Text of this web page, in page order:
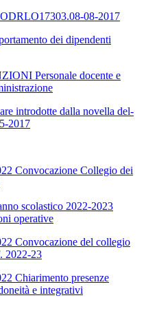
08-2017
dei dipendenti
Personale docente e
introdotte dalla novella del-
2017
Convocazione Collegio dei
scolastico 2022-2023
operative
Convocazione del collegio
2022-23
Chiarimento presenze
e integrativi